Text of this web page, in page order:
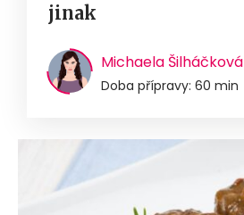
jinak
Michaela Šilháčková
Doba přípravy: 60 min